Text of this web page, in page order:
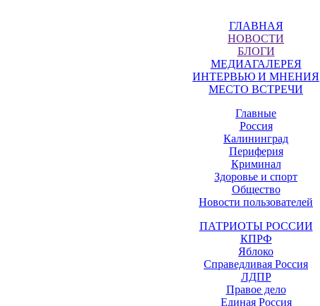
ГЛАВНАЯ
НОВОСТИ
БЛОГИ
МЕДИАГАЛЕРЕЯ
ИНТЕРВЬЮ И МНЕНИЯ
МЕСТО ВСТРЕЧИ
Главные
Россия
Калининград
Периферия
Криминал
Здоровье и спорт
Общество
Новости пользователей
ПАТРИОТЫ РОССИИ
КПРФ
Яблоко
Справедливая Россия
ЛДПР
Правое дело
Единая Россия